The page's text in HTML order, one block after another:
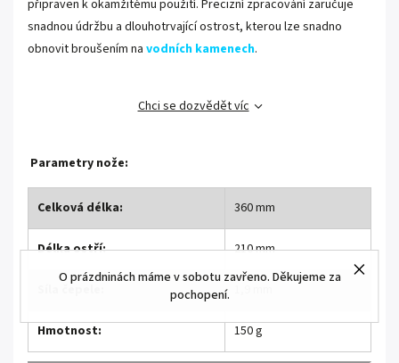
O prázdninách máme v sobotu zavřeno. Děkujeme za
pochopení.
připraven k okamžitému použití. Precizní zpracování zaručuje
snadnou údržbu a dlouhotrvající ostrost, kterou lze snadno
obnovit broušením na vodních kamenech.
Chci se dozvědět víc
Parametry nože:
Celková délka: 360 mm
Délka ostří: 210 mm
Síla čepele:
Hmotnost: 150 g